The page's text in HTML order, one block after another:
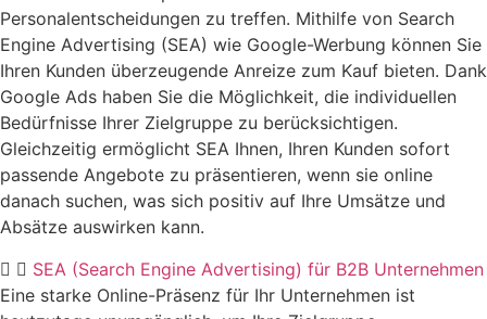
Personalentscheidungen zu treffen. Mithilfe von Search
Engine Advertising (SEA) wie Google-Werbung können Sie
Ihren Kunden überzeugende Anreize zum Kauf bieten. Dank
Google Ads haben Sie die Möglichkeit, die individuellen
Bedürfnisse Ihrer Zielgruppe zu berücksichtigen.
Gleichzeitig ermöglicht SEA Ihnen, Ihren Kunden sofort
passende Angebote zu präsentieren, wenn sie online
danach suchen, was sich positiv auf Ihre Umsätze und
Absätze auswirken kann.
SEA (Search Engine Advertising) für B2B Unternehmen
Eine starke Online-Präsenz für Ihr Unternehmen ist